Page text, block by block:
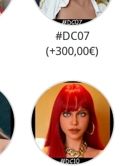
#DC07
(+300,00€)